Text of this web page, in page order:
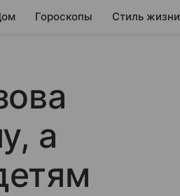
Гороскопы Стиль жизни
а